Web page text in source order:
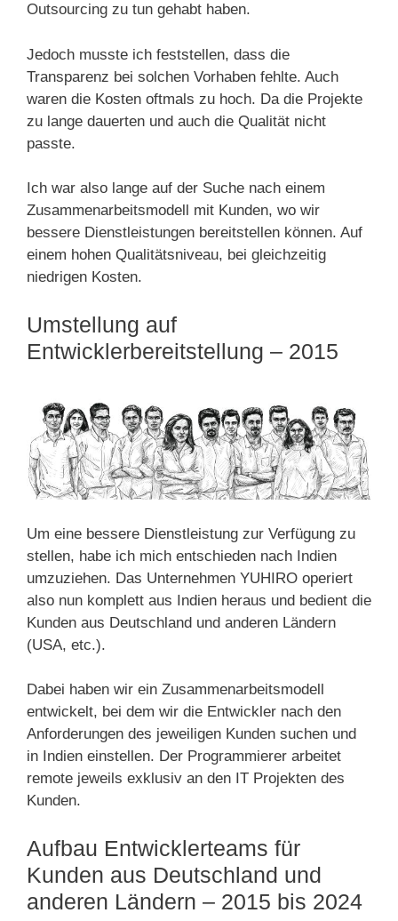
Outsourcing zu tun gehabt haben.
Jedoch musste ich feststellen, dass die
Transparenz bei solchen Vorhaben fehlte. Auch
waren die Kosten oftmals zu hoch. Da die Projekte
zu lange dauerten und auch die Qualität nicht
passte.
Ich war also lange auf der Suche nach einem
Zusammenarbeitsmodell mit Kunden, wo wir
bessere Dienstleistungen bereitstellen können. Auf
einem hohen Qualitätsniveau, bei gleichzeitig
niedrigen Kosten.
Umstellung auf
Entwicklerbereitstellung – 2015
Um eine bessere Dienstleistung zur Verfügung zu
stellen, habe ich mich entschieden nach Indien
umzuziehen. Das Unternehmen YUHIRO operiert
also nun komplett aus Indien heraus und bedient die
Kunden aus Deutschland und anderen Ländern
(USA, etc.).
Dabei haben wir ein Zusammenarbeitsmodell
entwickelt, bei dem wir die Entwickler nach den
Anforderungen des jeweiligen Kunden suchen und
in Indien einstellen. Der Programmierer arbeitet
remote jeweils exklusiv an den IT Projekten des
Kunden.
Aufbau Entwicklerteams für
Kunden aus Deutschland und
anderen Ländern – 2015 bis 2024